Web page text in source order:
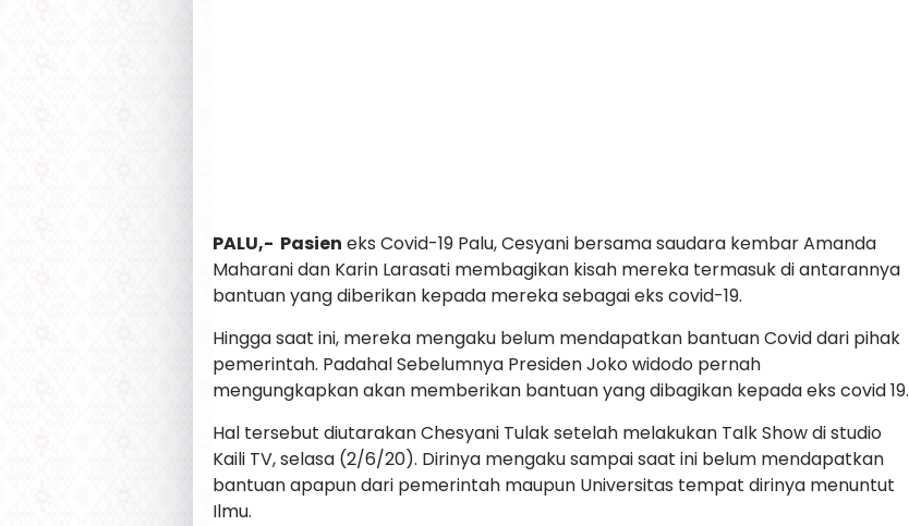
PALU,- Pasien eks Covid-19 Palu, Cesyani bersama saudara kembar Amanda
Maharani dan Karin Larasati membagikan kisah mereka termasuk di antarannya
bantuan yang diberikan kepada mereka sebagai eks covid-19.
Hingga saat ini, mereka mengaku belum mendapatkan bantuan Covid dari pihak
pemerintah. Padahal Sebelumnya Presiden Joko widodo pernah
mengungkapkan akan memberikan bantuan yang dibagikan kepada eks covid 19.
Hal tersebut diutarakan Chesyani Tulak setelah melakukan Talk Show di studio
Kaili TV, selasa (2/6/20). Dirinya mengaku sampai saat ini belum mendapatkan
bantuan apapun dari pemerintah maupun Universitas tempat dirinya menuntut
Ilmu.